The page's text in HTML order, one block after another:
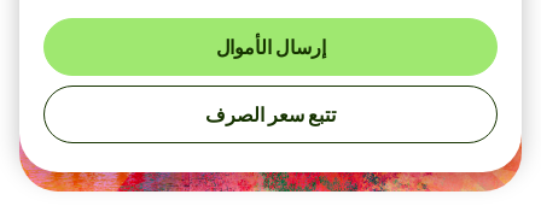
إرسال الأموال
تتبع سعر الصرف